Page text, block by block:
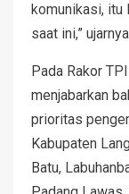
komunikasi,
saat ini,”
Pada Rakor
menjabarkan
prioritas
Kabupaten
Batu,